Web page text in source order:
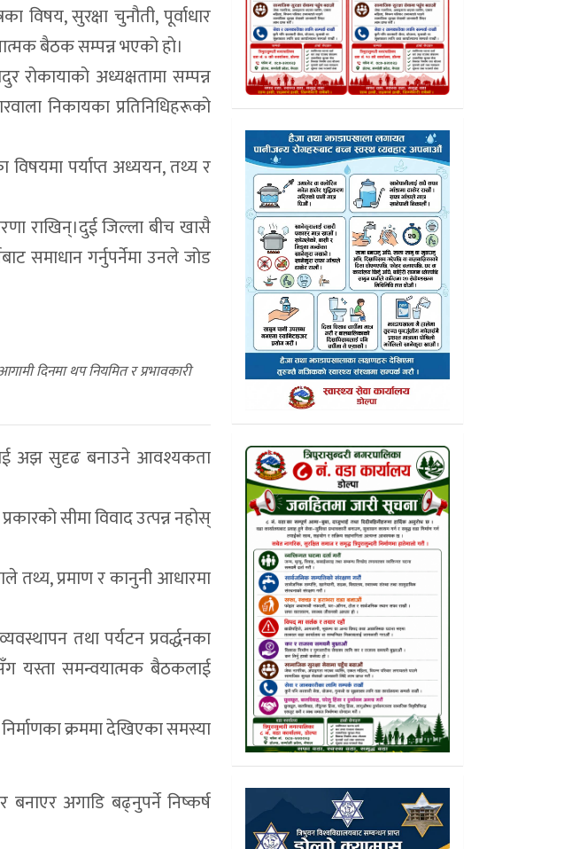
सुरक्षा चुनौती, पूर्वाधार
बैठक सम्पन्न भएको हाे।
रोकायाको अध्यक्षतामा सम्पन्न
निकायका प्रतिनिधिहरूको
पर्याप्त अध्ययन, तथ्य र
राखिन्।दुई जिल्ला बीच खासै
समाधान गर्नुपर्नेमा उनले जोड
दिनमा थप नियमित र प्रभावकारी
अझ सुदृढ बनाउने आवश्यकता
सीमा विवाद उत्पन्न नहोस्
तथ्य, प्रमाण र कानुनी आधारमा
तथा पर्यटन प्रवर्द्धनका
यस्ता समन्वयात्मक बैठकलाई
क्रममा देखिएका समस्या
अगाडि बढ्नुपर्ने निष्कर्ष